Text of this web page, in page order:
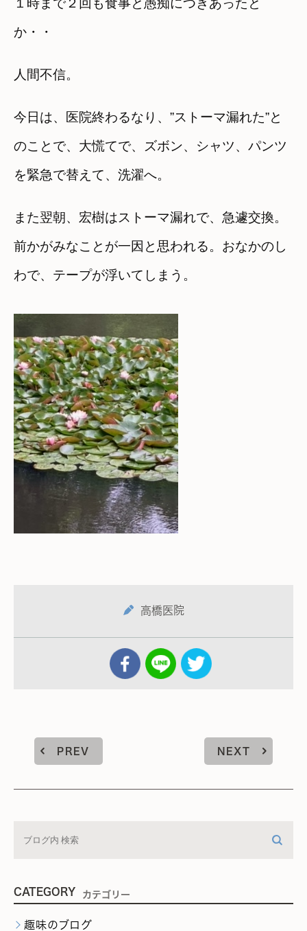
１時まで２回も食事と愚痴につきあったと
か・・
人間不信。
今日は、医院終わるなり、”ストーマ漏れた”と
のことで、大慌てで、ズボン、シャツ、パンツ
を緊急で替えて、洗濯へ。
また翌朝、宏樹はストーマ漏れで、急遽交換。
前かがみなことが一因と思われる。おなかのし
わで、テープが浮いてしまう。
高橋医院
PREV NEXT
CATEGORY カテゴリー
趣味のブログ